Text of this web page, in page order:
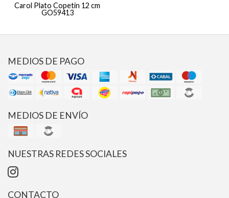
Carol Plato Copetín 12 cm
GO59413
MEDIOS DE PAGO
MEDIOS DE ENVÍO
NUESTRAS REDES SOCIALES
CONTACTO